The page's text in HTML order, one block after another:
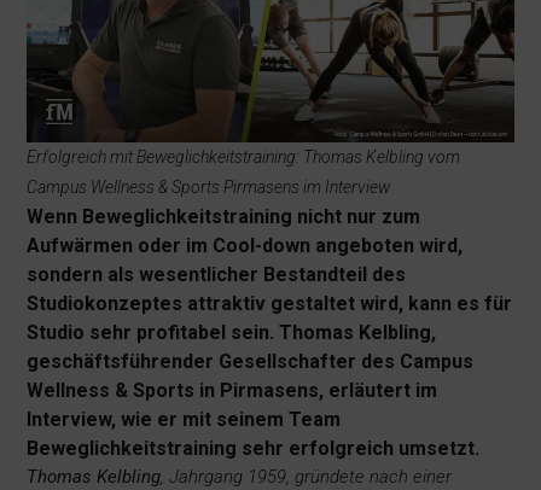
Erfolgreich mit Beweglichkeitstraining: Thomas Kelbling vom
Campus Wellness & Sports Pirmasens im Interview
Wenn Beweglichkeitstraining nicht nur zum
Aufwärmen oder im Cool-down angeboten wird,
sondern als wesentlicher Bestandteil des
Studiokonzeptes attraktiv gestaltet wird, kann es für
Studio sehr profitabel sein. Thomas Kelbling,
geschäftsführender Gesellschafter des Campus
Wellness & Sports in Pirmasens, erläutert im
Interview, wie er mit seinem Team
Beweglichkeitstraining sehr erfolgreich umsetzt.
Thomas Kelbling, Jahrgang 1959, gründete nach einer